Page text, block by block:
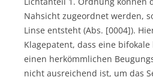
Nahsicht zugeordnet werden,
Linse entsteht (Abs. [0004]).
Klagepatent, dass eine
einen herkömmlichen
nicht ausreichend ist, um das